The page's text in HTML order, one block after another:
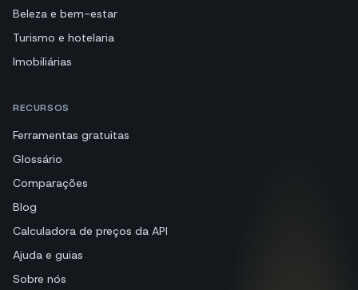
Beleza e bem-estar
Turismo e hotelaria
Imobiliárias
RECURSOS
Ferramentas gratuitas
Glossário
Comparações
Blog
Calculadora de preços da API
Ajuda e guias
Sobre nós